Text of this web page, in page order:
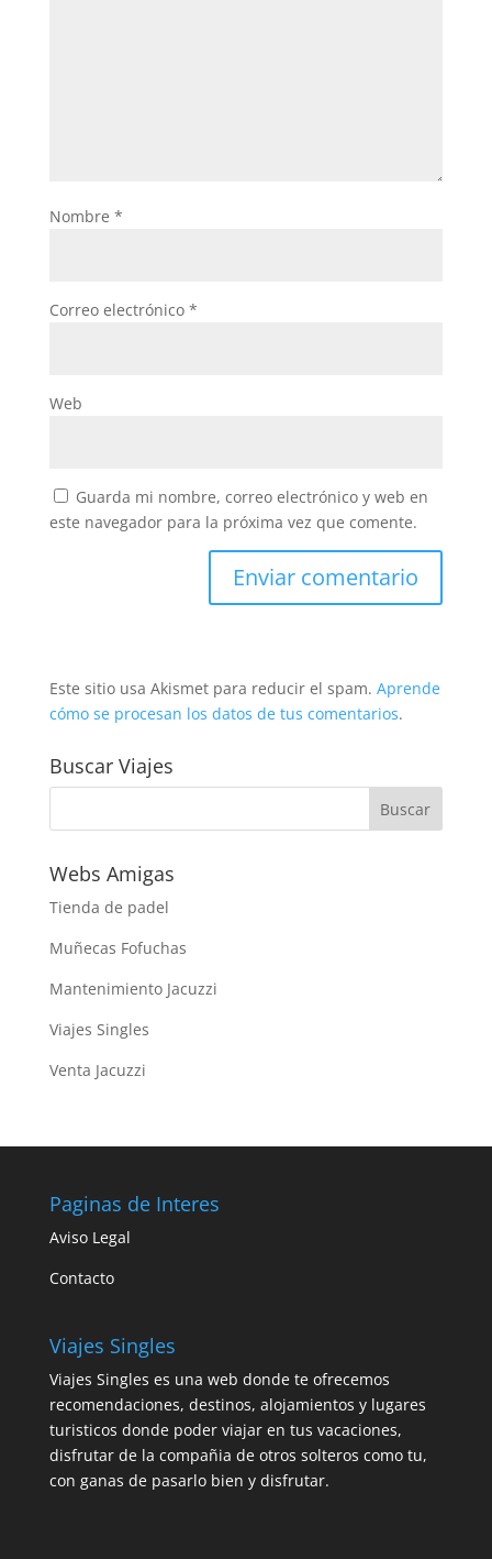
Nombre *
Correo electrónico *
Web
Guarda mi nombre, correo electrónico y web en
este navegador para la próxima vez que comente.
Este sitio usa Akismet para reducir el spam. Aprende
cómo se procesan los datos de tus comentarios.
Buscar Viajes
Webs Amigas
Tienda de padel
Muñecas Fofuchas
Mantenimiento Jacuzzi
Viajes Singles
Venta Jacuzzi
Paginas de Interes
Aviso Legal
Contacto
Viajes Singles
Viajes Singles es una web donde te ofrecemos
recomendaciones, destinos, alojamientos y lugares
turisticos donde poder viajar en tus vacaciones,
disfrutar de la compañia de otros solteros como tu,
con ganas de pasarlo bien y disfrutar.